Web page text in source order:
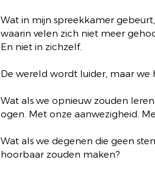
Wat in mijn spreekkamer
waarin velen zich niet meer
En niet in zichzelf.
De wereld wordt luider, maar we
Wat als we opnieuw zouden
ogen. Met onze aanwezigheid.
Wat als we degenen die geen
hoorbaar zouden maken?